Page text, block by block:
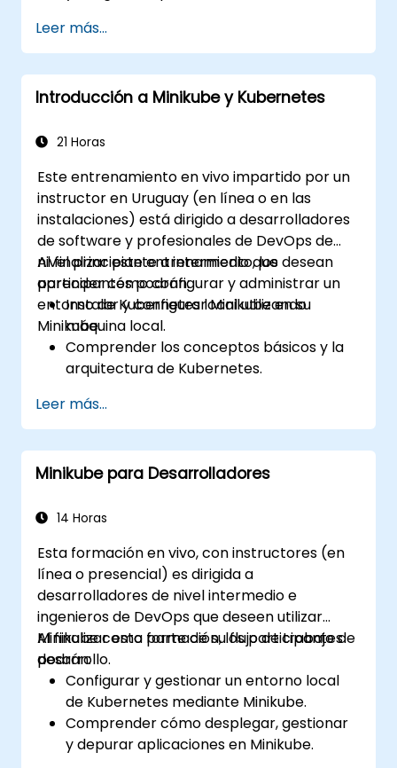
red avanzadas y seguridad.
Leer más...
Introducción a Minikube y Kubernetes
21 Horas
Este entrenamiento en vivo impartido por un
instructor en Uruguay (en línea o en las
instalaciones) está dirigido a desarrolladores
de software y profesionales de DevOps de
nivel principiante a intermedio que desean
aprender cómo configurar y administrar un
entorno de Kubernetes local utilizando
Minikube.
Al finalizar este entrenamiento, los
participantes podrán:
Instalar y configurar Minikube en su
máquina local.
Comprender los conceptos básicos y la
arquitectura de Kubernetes.
utilizando kubectl y el panel de control de
Minikube.
Configurar soluciones de
almacenamiento persistente y redes
Utilizar Minikube para desarrollar, probar
Leer más...
Minikube para Desarrolladores
14 Horas
Esta formación en vivo, con instructores (en
línea o presencial) es dirigida a
desarrolladores de nivel intermedio e
ingenieros de DevOps que deseen utilizar
Minikube como parte de su flujo de trabajo de
desarrollo.
Al finalizar esta formación, los participantes
podrán:
Configurar y gestionar un entorno local
de Kubernetes mediante Minikube.
Comprender cómo desplegar, gestionar
y depurar aplicaciones en Minikube.